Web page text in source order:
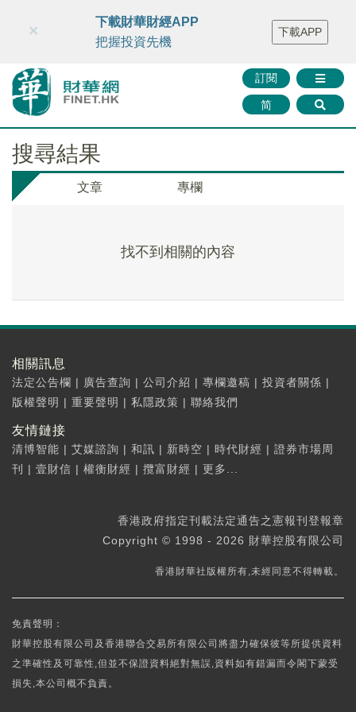
財華智庫網 FINTV FINMETA 財華證券 媒體矩陣
智庫沙龍
聯絡我們
訂閱
简
×
下載財華財經APP
把握投資先機
下載APP
搜尋結果
文章 專欄
找不到相關的內容
相關訊息
法定公告欄 | 廣告查詢 | 公司介紹 | 專欄邀稿 | 投資者關係 |
版權聲明 | 重要聲明 | 私隱政策 | 聯絡我們
友情鏈接
清博智能 | 艾媒諮詢 | 和訊 | 新時空 | 時代財經 | 證券市場周
刊
| 壹財信 | 權衡財經 | 攬富財經 | 更多...
香港政府指定刊載法定通告之憲報刊登報章
Copyright © 1998 - 2026 財華控股有限公司
香港財華社版權所有,未經同意不得轉載。
免責聲明：
財華控股有限公司及香港聯合交易所有限公司將盡力確保彼等所提供資料
之準確性及可靠性,但並不保證資料絕對無誤,資料如有錯漏而令閣下蒙受
損失,本公司概不負責。